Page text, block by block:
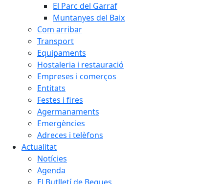
El Parc del Garraf
Muntanyes del Baix
Com arribar
Transport
Equipaments
Hostaleria i restauració
Empreses i comerços
Entitats
Festes i fires
Agermanaments
Emergències
Adreces i telèfons
Actualitat
Notícies
Agenda